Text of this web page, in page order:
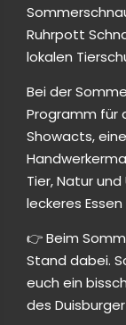
Ruhrpott
lokalen
Bei der
Programm für
Showacts,
Tier, Natur
leckeres
👉 Beim
Stand dabei.
euch ein
des